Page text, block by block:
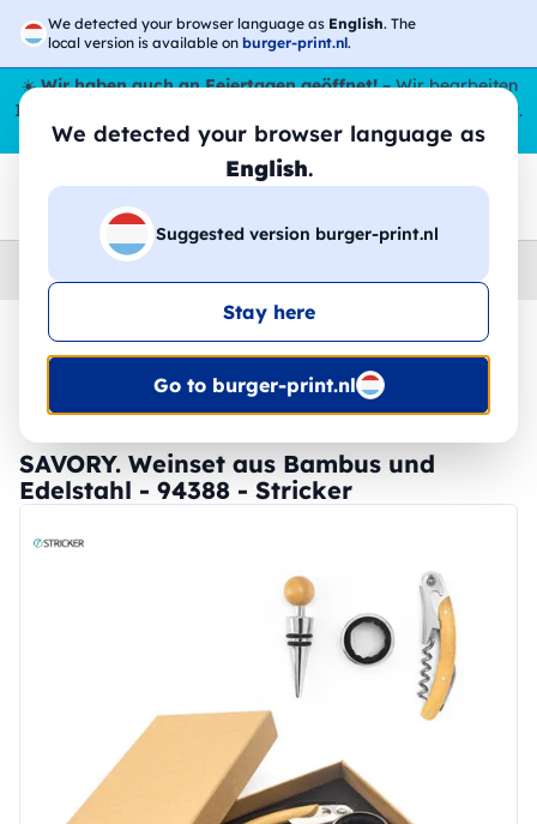
We detected your browser language as English. The
local version is available on burger-print.nl.
We detected your browser language as
English.
Suggested version burger-print.nl
Stay here
Go to burger-print.nl
☀️Wir haben auch an Feiertagen geöffnet!– Wir bearbeiten
Ihre Bestellungen den ganzen Sommer über,
sogar im August.
😎🌴
Home
🔥 -30 % DTF-Druck
SAVORY. Weinset aus Bambus und
Edelstahl - 94388 - Stricker